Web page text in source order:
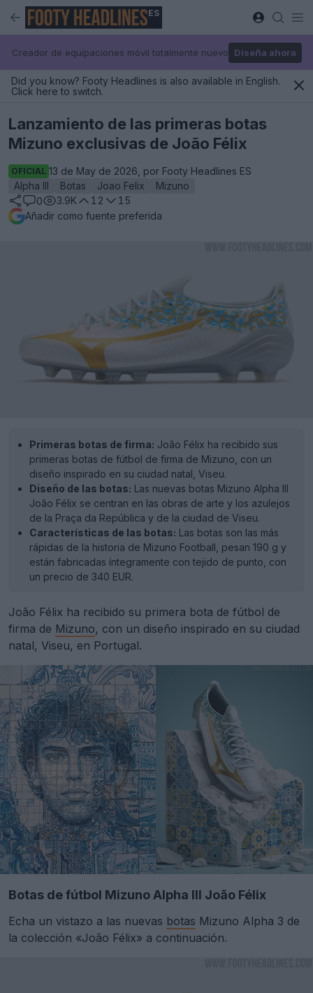
ES
Creador de equipaciones móvil totalmente nuevo Diseña ahora
Did you know? Footy Headlines is also available in English.
Click here to switch.
Lanzamiento de las primeras botas
Mizuno exclusivas de João Félix
OFICIAL 13 de May de 2026, por Footy Headlines ES
Alpha III
Botas Joao Felix
Mizuno
0
3.9K 12
15
Añadir como fuente preferida
Primeras botas de firma: João Félix ha recibido sus
primeras botas de fútbol de firma de Mizuno, con un
diseño inspirado en su ciudad natal, Viseu.
Diseño de las botas: Las nuevas botas Mizuno Alpha III
João Félix se centran en las obras de arte y los azulejos
de la Praça da República y de la ciudad de Viseu.
Características de las botas: Las botas son las más
rápidas de la historia de Mizuno Football, pesan 190 g y
están fabricadas íntegramente con tejido de punto, con
un precio de 340 EUR.
João Félix ha recibido su primera bota de fútbol de
firma de Mizuno, con un diseño inspirado en su ciudad
natal, Viseu, en Portugal.
Botas de fútbol Mizuno Alpha III João Félix
Echa un vistazo a las nuevas botas Mizuno Alpha 3 de
la colección «João Félix» a continuación.